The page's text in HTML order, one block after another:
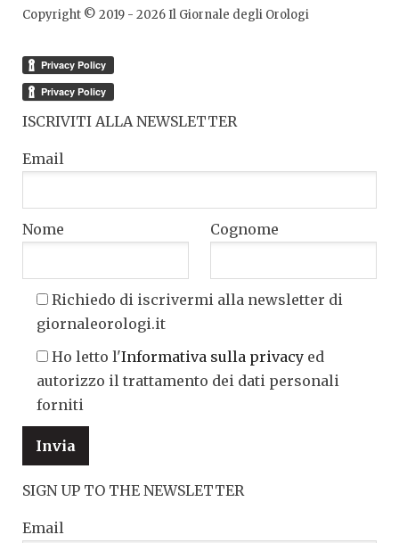
Copyright © 2019 - 2026Il Giornale degli Orologi
ISCRIVITI ALLA NEWSLETTER
Email
Nome Cognome
Richiedo di iscrivermi alla newsletter di
giornaleorologi.it
Ho letto l'Informativa sulla privacy ed
autorizzo il trattamento dei dati personali
forniti
SIGN UP TO THE NEWSLETTER
Email